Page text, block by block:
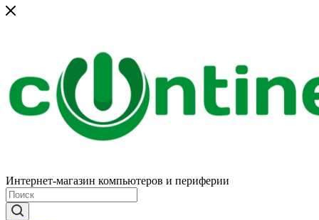
Интернет-магазин компьютеров и периферии